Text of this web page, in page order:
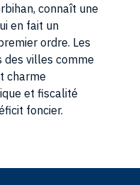
connaît une
en fait un
ordre. Les
des villes comme
charme
et fiscalité
foncier.
pour faire évoluer
vos placements,
des programmes sur un
: l’Albanie. Pourquoi
foncière et frais de
-80%)
sur loyers et plus-